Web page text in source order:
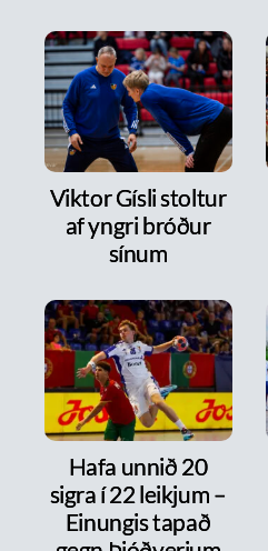
Viktor Gísli stoltur
af yngri bróður
sínum
Hafa unnið 20
sigra í 22 leikjum –
Einungis tapað